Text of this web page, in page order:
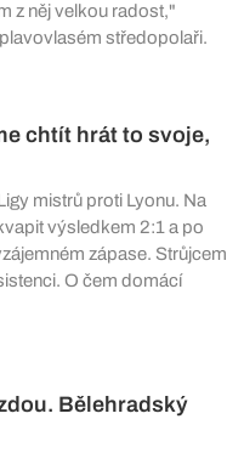
z něj velkou radost,"
středopolaři.
chtít hrát to svoje,
mistrů proti Lyonu. Na
výsledkem 2:1 a po
zápase. Strůjcem
O čem domácí
Bělehradský